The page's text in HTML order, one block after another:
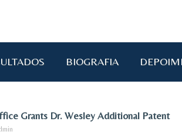
BIOGRAFIA
Grants Dr. Wesley Additional Patent